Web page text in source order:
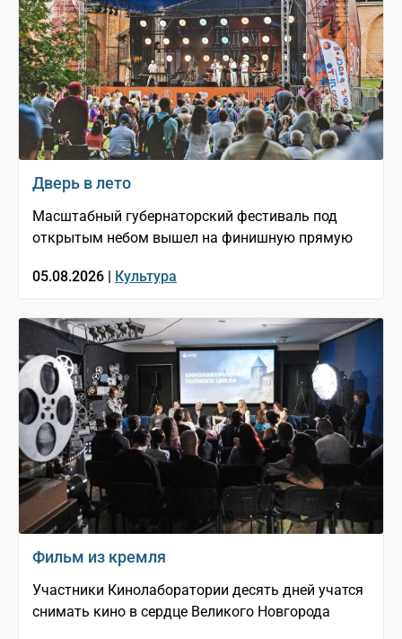
Дверь в лето
Масштабный губернаторский фестиваль под
открытым небом вышел на финишную прямую
05.08.2026 | Культура
Фильм из кремля
Участники Кинолаборатории десять дней учатся
снимать кино в сердце Великого Новгорода